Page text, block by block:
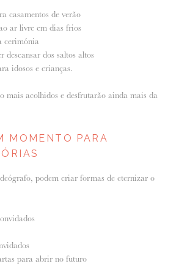
casamentos de verão
ar livre em dias frios
cerimónia
descansar dos saltos altos
idosos e crianças.
mais acolhidos e desfrutarão ainda mais da
MOMENTO PARA
podem criar formas de eternizar o
para abrir no futuro